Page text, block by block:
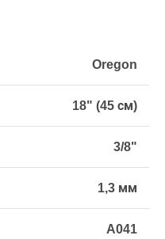
Oregon
18" (45 см)
3/8"
1,3 мм
A041